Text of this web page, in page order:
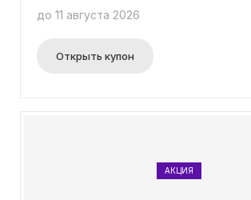
скидка в размере 600 рублей! Вся
странице
до 11 августа 2026
Открыть купон
АКЦИЯ